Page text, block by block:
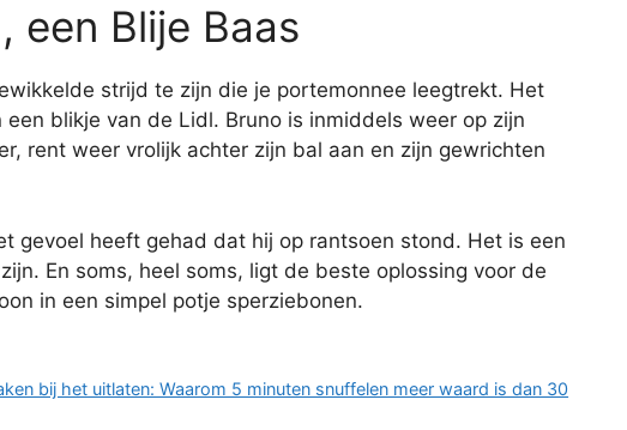
een Blije Baas
strijd te zijn die je portemonnee leegtrekt. Het
blikje van de Lidl. Bruno is inmiddels weer op zijn
rent weer vrolijk achter zijn bal aan en zijn gewrichten
gevoel heeft gehad dat hij op rantsoen stond. Het is een
En soms, heel soms, ligt de beste oplossing voor de
in een simpel potje sperziebonen.
bij het uitlaten: Waarom 5 minuten snuffelen meer waard is dan 30